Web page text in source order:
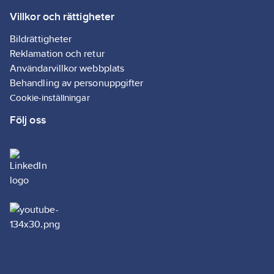
Villkor och rättigheter
Bildrättigheter
Reklamation och retur
Användarvillkor webbplats
Behandling av personuppgifter
Cookie-inställningar
Följ oss